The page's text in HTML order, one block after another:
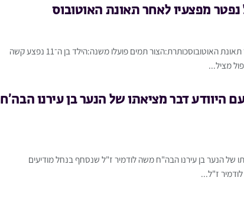
מפצעיו לאחר תאונת האוטובוס
גג:טרגדיה נוראית: הילד מיכאל שבתאי ז"ל נפטר מפצעיו לאחר תאונת האוטובוסכותרת:הצור תמים פועלו משנה:הילד בן ה־11 נפצע קשה
מציל...
היוודע דבר מציאתו של הנער בן עירנו הבה’ח
של הנער בן עירנו הבה"ח משה לודמיר ז"ל שנסחף בנחל מודיעים
ז"ל...